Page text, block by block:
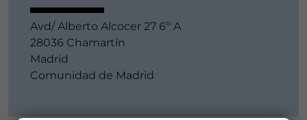
Avd/ Alberto Alcocer 27 6º A
28036 Chamartín
Madrid
Comunidad de Madrid